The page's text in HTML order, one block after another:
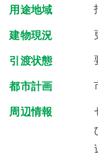
用途地域
建物現況
引渡状態
都市計画
周辺情報